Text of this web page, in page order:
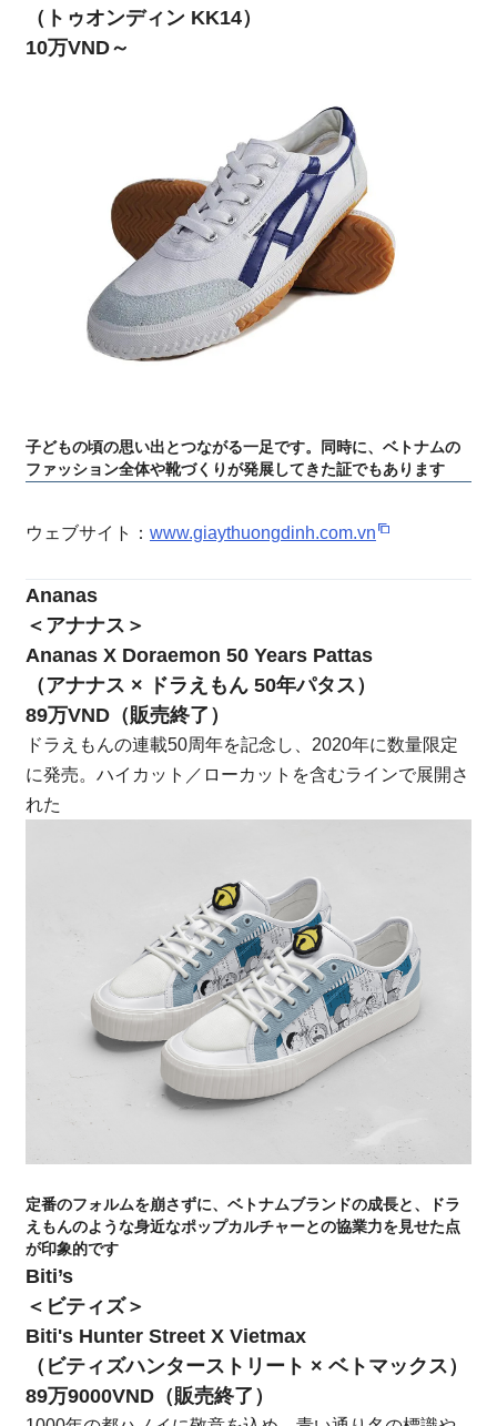
（トゥオンディン KK14）
10万VND～
子どもの頃の思い出とつながる一足です。同時に、ベトナムの
ファッション全体や靴づくりが発展してきた証でもあります
ウェブサイト： www.giaythuongdinh.com.vn
Ananas
＜アナナス＞
Ananas X Doraemon 50 Years Pattas
（アナナス × ドラえもん 50年パタス）
89万VND（販売終了）
ドラえもんの連載50周年を記念し、2020年に数量限定
に発売。ハイカット／ローカットを含むラインで展開さ
れた
定番のフォルムを崩さずに、ベトナムブランドの成長と、ドラ
えもんのような身近なポップカルチャーとの協業力を見せた点
が印象的です
Biti’s
＜ビティズ＞
Biti's Hunter Street X Vietmax
（ビティズハンターストリート × ベトマックス）
89万9000VND（販売終了）